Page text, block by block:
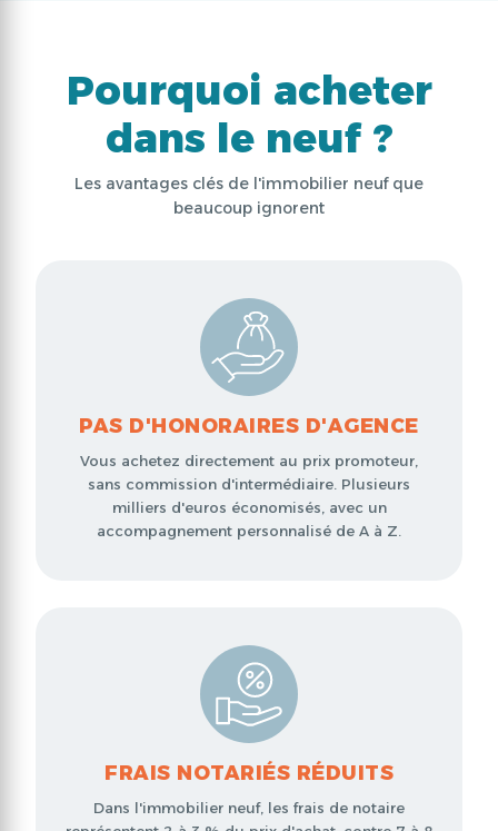
Pourquoi acheter
dans le neuf ?
Les avantages clés de l'immobilier neuf que
beaucoup ignorent
PAS D'HONORAIRES D'AGENCE
Vous achetez directement au prix promoteur,
sans commission d'intermédiaire. Plusieurs
milliers d'euros économisés, avec un
accompagnement personnalisé de A à Z.
FRAIS NOTARIÉS RÉDUITS
Dans l'immobilier neuf, les frais de notaire